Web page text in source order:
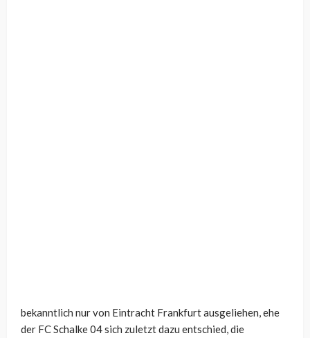
bekanntlich nur von Eintracht Frankfurt ausgeliehen, ehe
der FC Schalke 04 sich zuletzt dazu entschied, die